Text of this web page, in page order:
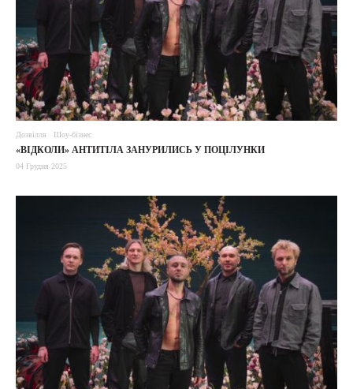
Дозвілля Шоу-бізнес
«ВІДКОЛИ» АНТИТІЛА ЗАНУРИЛИСЬ У ПОЦІЛУНКИ
04 Грудня 2025